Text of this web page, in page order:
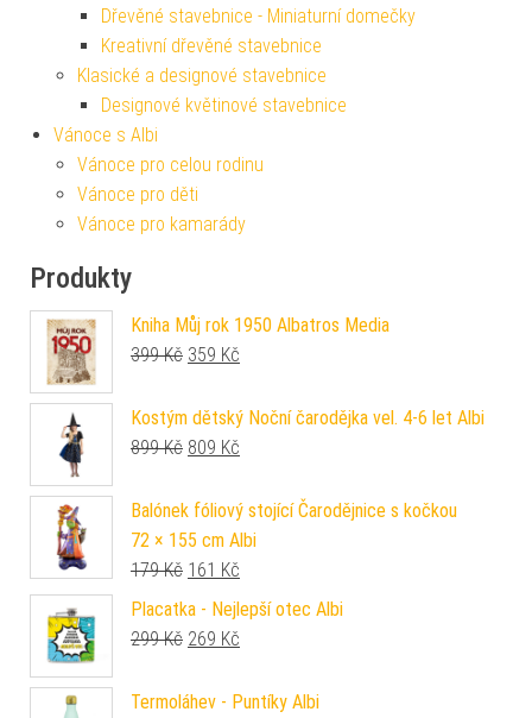
Dřevěné stavebnice - Miniaturní domečky
Kreativní dřevěné stavebnice
Klasické a designové stavebnice
Designové květinové stavebnice
Vánoce s Albi
Vánoce pro celou rodinu
Vánoce pro děti
Vánoce pro kamarády
Produkty
Kniha Můj rok 1950 Albatros Media
399Kč Původní cena byla: 399 Kč.
359 Kč
Kostým dětský Noční čarodějka vel. 4-6 let Albi
899Kč Původní cena byla: 899 Kč.
809 Kč
Balónek fóliový stojící Čarodějnice s kočkou
72 × 155 cm Albi
179Kč Původní cena byla: 179 Kč.
161 Kč
Placatka - Nejlepší otec Albi
299Kč Původní cena byla: 299 Kč.
269 Kč
Termoláhev - Puntíky Albi